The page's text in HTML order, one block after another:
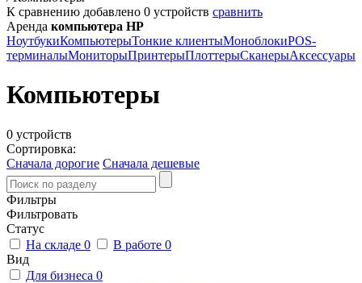
К сравнению добавлено 0 устройств сравнить
Аренда компьютера HP
НоутбукиКомпьютерыТонкие клиентыМоноблокиPOS-
терминалыМониторыПринтерыПлоттерыСканерыАксессуары
Компьютеры
0 устройств
Сортировка:
Сначала дорогие Сначала дешевые
Фильтры
Фильтровать
Статус
На складе 0 В работе 0
Вид
Для бизнеса 0